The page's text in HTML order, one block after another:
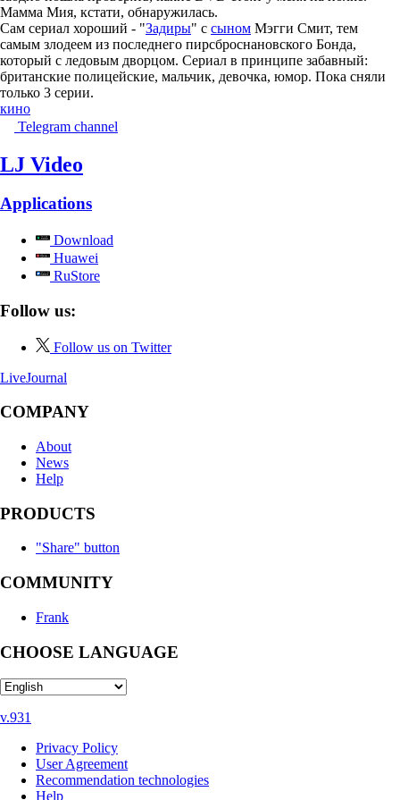
Мамма Мия, кстати, обнаружилась.
Сам сериал хороший - "Задиры" с сыном Мэгги Смит, тем
самым злодеем из последнего пирсброснановского Бонда,
который с ледовым дворцом. Сериал в принципе забавный:
британские полицейские, мальчик, девочка, юмор. Пока сняли
только 3 серии.
кино
Telegram channel
LJ Video
Applications
Download
Huawei
RuStore
Follow us:
Follow us on Twitter
LiveJournal
COMPANY
About
News
Help
PRODUCTS
"Share" button
COMMUNITY
Frank
CHOOSE LANGUAGE
v.931
Privacy Policy
User Agreement
Recommendation technologies
Help